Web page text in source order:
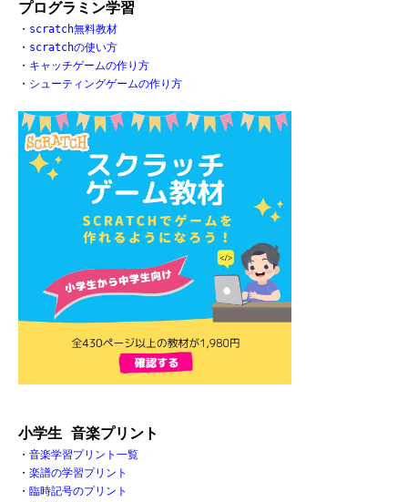
プログラミン学習
・ scratch無料教材
・ scratchの使い方
・ キャッチゲームの作り方
・ シューティングゲームの作り方
小学生 音楽プリント
・ 音楽学習プリント一覧
・ 楽譜の学習プリント
・ 臨時記号のプリント